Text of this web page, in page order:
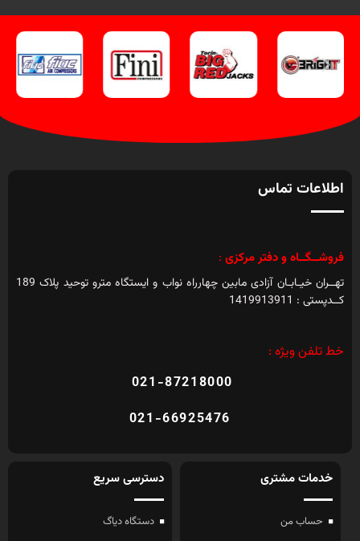
اطلاعات تماس
فروشــگــاه و دفتر مرکزی :
تهــران خیـابـان آزادی مابین چهارراه نواب و ایستگاه مترو توحید پلاک 189
کــدپستی : 1419913911
خط تلفن ویژه :
021-87218000
021-66925476
خدمات مشتری
حساب من
دسترسی سریع
دستگاه دیاگ